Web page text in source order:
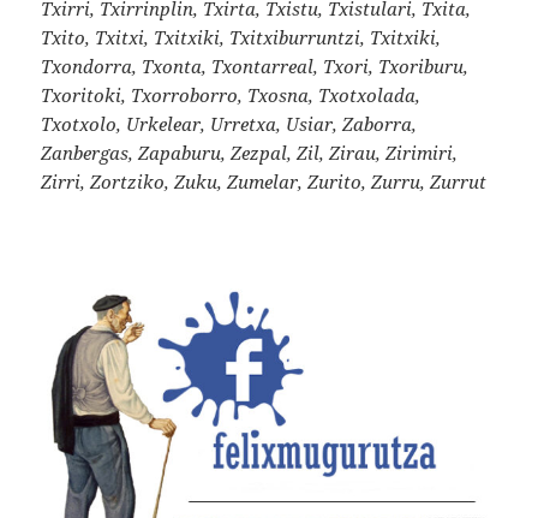
Txirri, Txirrinplin, Txirta, Txistu, Txistulari, Txita,
Txito, Txitxi, Txitxiki, Txitxiburruntzi, Txitxiki,
Txondorra, Txonta, Txontarreal, Txori, Txoriburu,
Txoritoki, Txorroborro, Txosna, Txotxolada,
Txotxolo, Urkelear, Urretxa, Usiar, Zaborra,
Zanbergas, Zapaburu, Zezpal, Zil, Zirau, Zirimiri,
Zirri, Zortziko, Zuku, Zumelar, Zurito, Zurru, Zurrut